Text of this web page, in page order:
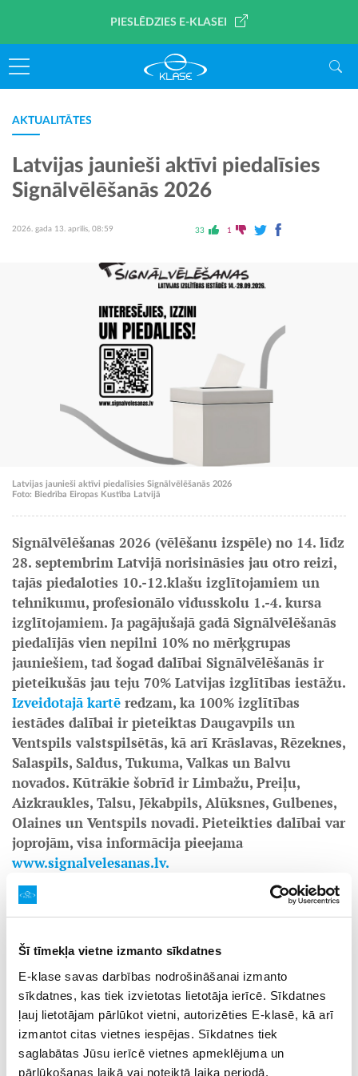
Šī tīmekļa vietne izmanto sīkdatnes
E-klase savas darbības nodrošināšanai izmanto
sīkdatnes, kas tiek izvietotas lietotāja ierīcē. Sīkdatnes
ļauj lietotājam pārlūkot vietni, autorizēties E-klasē, kā arī
izmantot citas vietnes iespējas. Sīkdatnes tiek
saglabātas Jūsu ierīcē vietnes apmeklējuma un
pārlūkošanas laikā vai noteiktā laika periodā.
PIESLĒDZIES E-KLASEI
AKTUALITĀTES
Latvijas jaunieši aktīvi piedalīsies
Signālvēlēšanās 2026
2026. gada 13. aprīlis, 08:59 33 1
Latvijas jaunieši aktīvi piedalīsies Signālvēlēšanās 2026
Foto: Biedrība Eiropas Kustība Latvijā
Signālvēlēšanas 2026 (vēlēšanu izspēle) no 14. līdz
28. septembrim Latvijā norisināsies jau otro reizi,
tajās piedaloties 10.-12.klašu izglītojamiem un
tehnikumu, profesionālo vidusskolu 1.-4. kursa
izglītojamiem. Ja pagājušajā gadā Signālvēlēšanās
piedalījās vien nepilni 10% no mērķgrupas
jauniešiem, tad šogad dalībai Signālvēlēšanās ir
pieteikušās jau teju 70% Latvijas izglītības iestāžu.
Izveidotajā kartē redzam, ka 100% izglītības
iestādes dalībai ir pieteiktas Daugavpils un
Ventspils valstspilsētās, kā arī Krāslavas, Rēzeknes,
Salaspils, Saldus, Tukuma, Valkas un Balvu
novados. Kūtrākie šobrīd ir Limbažu, Preiļu,
Aizkraukles, Talsu, Jēkabpils, Alūksnes, Gulbenes,
Olaines un Ventspils novadi. Pieteikties dalībai var
joprojām, visa informācija pieejama
www.signalvelesanas.lv.
Izglītības iestāžu gatavošanās Signālvēlēšanām notiek
un administrāciju. Līdz 2026. gada septembrim skolu
nozīmi demokrātijā, vēlēšanu norisi u.c. nozīmīgiem
jautājumiem, kā arī vadīs nodarbības savās izglītības
iestādēs, pilnveidojot skolēnu zināšanas, izpratni un
pilsonisko kompetenci.
Lai informētu politiskās partijas par jauniešu prioritātēm